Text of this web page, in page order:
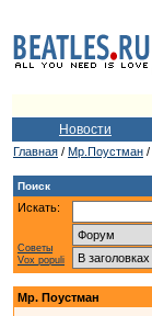
Новости
Главная / Мр.Поустман /
Поиск
Искать:
Советы
Vox populi
Мр. Поустман